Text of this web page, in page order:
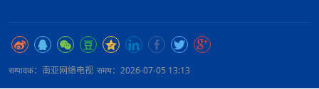
सम्पादक：南亚网络电视 समय：2026-07-05 13:13